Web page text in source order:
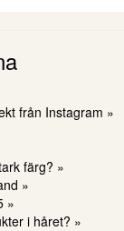
från Instagram »
färg? »
»
»
i håret? »